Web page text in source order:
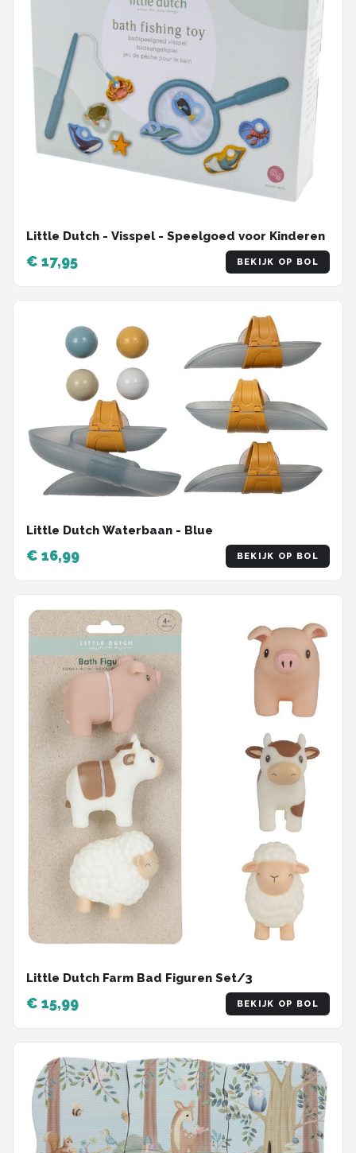
Little Dutch - Visspel - Speelgoed voor Kinderen
€ 17,95 BEKIJK OP BOL
Little Dutch Waterbaan - Blue
€ 16,99 BEKIJK OP BOL
Little Dutch Farm Bad Figuren Set/3
€ 15,99 BEKIJK OP BOL